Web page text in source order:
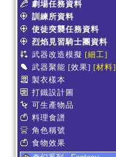
劇場任務資料
訓練所資料
使徒突襲任務資料
烈焰見習騎士團資料
武器改造模擬 [細工]
武器聚能 [效果] [材料]
製衣樣本
打鐵設計圖
可生產物品
料理食譜
角色稱號
食物效果